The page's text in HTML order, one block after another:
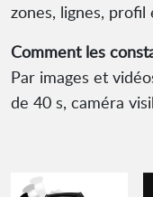
zones, lignes,
Comment les
Par images et
de 40 s, caméra